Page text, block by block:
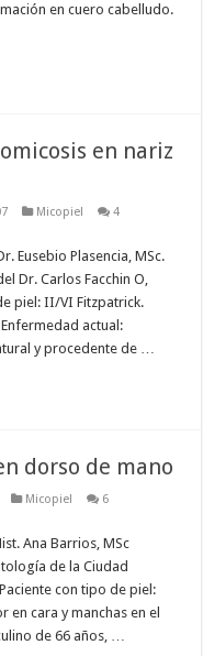
en cuero cabelludo.
en nariz
Micopiel
4
Eusebio Plasencia, MSc.
Dr. Carlos Facchin O,
piel: II/VI Fitzpatrick.
actual:
y procedente de …
dorso de mano
Micopiel
6
Ana Barrios, MSc
de la Ciudad
con tipo de piel:
en cara y manchas en el
de 66 años, …